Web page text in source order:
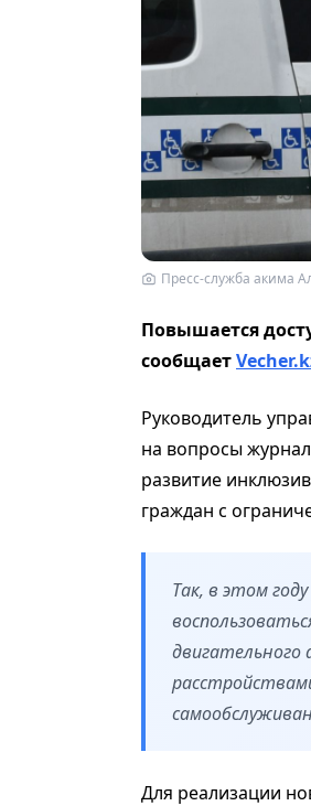
Пресс-служба акима
Повышается
сообщает
Руководитель
на вопросы
развитие
граждан с
Так, в этом
Для реализации